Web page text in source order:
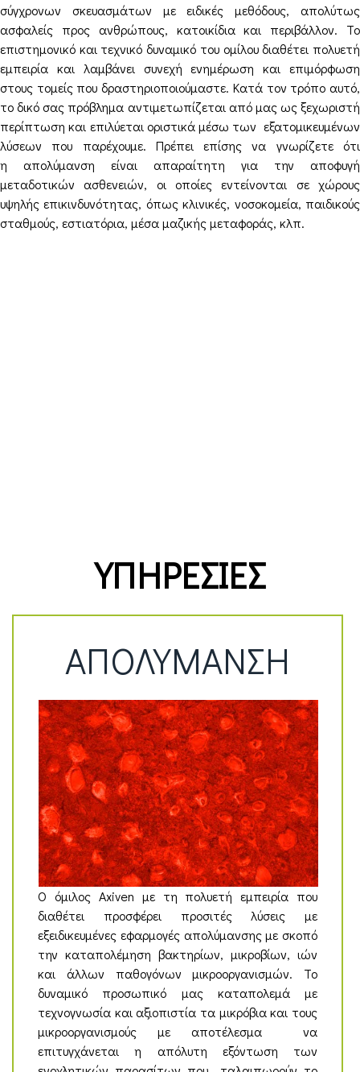
σύγχρονων σκευασμάτων με ειδικές μεθόδους, απολύτως
ασφαλείς προς ανθρώπους, κατοικίδια και περιβάλλον. Το
επιστημονικό και τεχνικό δυναμικό του ομίλου διαθέτει πολυετή
εμπειρία και λαμβάνει συνεχή ενημέρωση και επιμόρφωση
στους τομείς που δραστηριοποιούμαστε. Κατά τον τρόπο αυτό,
το δικό σας πρόβλημα αντιμετωπίζεται από μας ως ξεχωριστή
περίπτωση και επιλύεται οριστικά μέσω των εξατομικευμένων
λύσεων που παρέχουμε. Πρέπει επίσης να γνωρίζετε ότι
η απολύμανση είναι απαραίτητη για την αποφυγή
μεταδοτικών ασθενειών, οι οποίες εντείνονται σε χώρους
υψηλής επικινδυνότητας, όπως κλινικές, νοσοκομεία, παιδικούς
σταθμούς, εστιατόρια, μέσα μαζικής μεταφοράς, κλπ.
ΥΠΗΡΕΣΙΕΣ
ΑΠΟΛΥΜΑΝΣΗ
Ο όμιλος Axiven με τη πολυετή εμπειρία που
διαθέτει προσφέρει προσιτές λύσεις με
εξειδικευμένες εφαρμογές απολύμανσης με σκοπό
την καταπολέμηση βακτηρίων, μικροβίων, ιών
και άλλων παθογόνων μικροοργανισμών. Το
δυναμικό προσωπικό μας καταπολεμά με
τεχνογνωσία και αξιοπιστία τα μικρόβια και τους
μικροοργανισμούς με αποτέλεσμα να
επιτυγχάνεται η απόλυτη εξόντωση των